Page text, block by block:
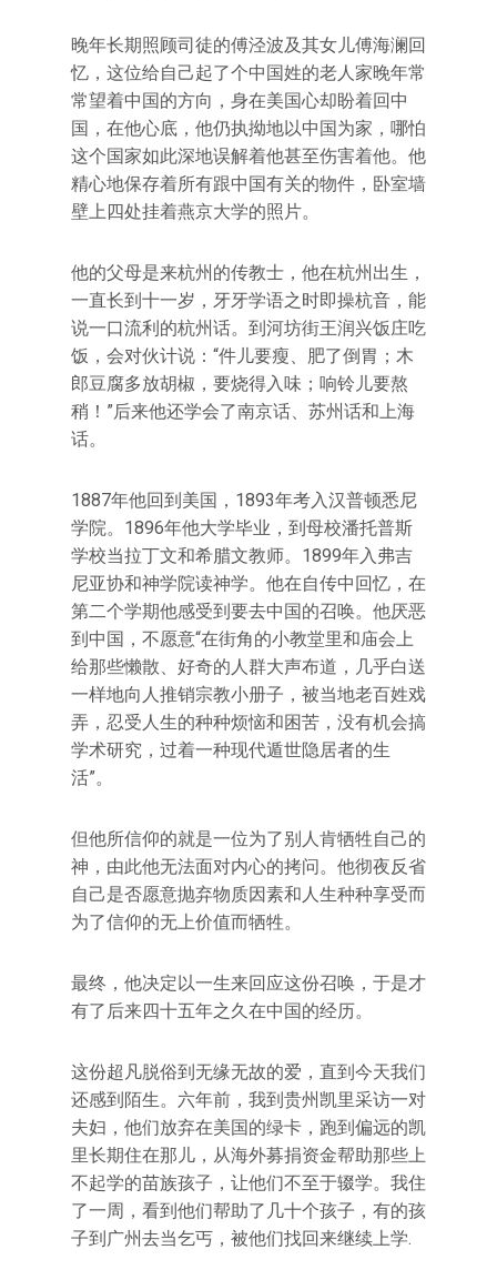
晚年长期照顾司徒的傅泾波及其女儿傅海澜回
忆，这位给自己起了个中国姓的老人家晚年常
常望着中国的方向，身在美国心却盼着回中
国，在他心底，他仍执拗地以中国为家，哪怕
这个国家如此深地误解着他甚至伤害着他。他
精心地保存着所有跟中国有关的物件，卧室墙
壁上四处挂着燕京大学的照片。
他的父母是来杭州的传教士，他在杭州出生，
一直长到十一岁，牙牙学语之时即操杭音，能
说一口流利的杭州话。到河坊街王润兴饭庄吃
饭，会对伙计说：“件儿要瘦、肥了倒胃；木
郎豆腐多放胡椒，要烧得入味；响铃儿要熬
稍！”后来他还学会了南京话、苏州话和上海
话。
1887年他回到美国，1893年考入汉普顿悉尼
学院。1896年他大学毕业，到母校潘托普斯
学校当拉丁文和希腊文教师。1899年入弗吉
尼亚协和神学院读神学。他在自传中回忆，在
第二个学期他感受到要去中国的召唤。他厌恶
到中国，不愿意“在街角的小教堂里和庙会上
给那些懒散、好奇的人群大声布道，几乎白送
一样地向人推销宗教小册子，被当地老百姓戏
弄，忍受人生的种种烦恼和困苦，没有机会搞
学术研究，过着一种现代遁世隐居者的生
活”。
但他所信仰的就是一位为了别人肯牺牲自己的
神，由此他无法面对内心的拷问。他彻夜反省
自己是否愿意抛弃物质因素和人生种种享受而
为了信仰的无上价值而牺牲。
最终，他决定以一生来回应这份召唤，于是才
有了后来四十五年之久在中国的经历。
这份超凡脱俗到无缘无故的爱，直到今天我们
还感到陌生。六年前，我到贵州凯里采访一对
夫妇，他们放弃在美国的绿卡，跑到偏远的凯
里长期住在那儿，从海外募捐资金帮助那些上
不起学的苗族孩子，让他们不至于辍学。我住
了一周，看到他们帮助了几十个孩子，有的孩
子到广州去当乞丐，被他们找回来继续上学.